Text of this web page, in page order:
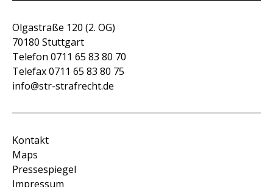
Olgastraße 120 (2. OG)
70180 Stuttgart
Telefon 0711 65 83 80 70
Telefax 0711 65 83 80 75
info@str-strafrecht.de
Kontakt
Maps
Pressespiegel
Impressum